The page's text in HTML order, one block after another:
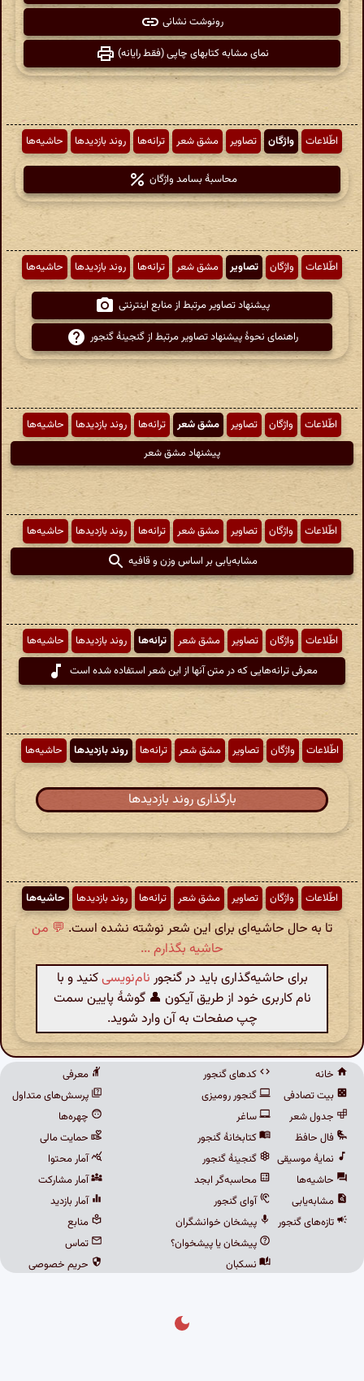
رونوشت نشانی
نمای مشابه کتابهای چاپی (فقط رایانه)
اطّلاعات واژگان تصاویر مشق شعر ترانه‌ها روند بازدیدها حاشیه‌ها
محاسبهٔ بسامد واژگان
اطّلاعات واژگان تصاویر مشق شعر ترانه‌ها روند بازدیدها حاشیه‌ها
پیشنهاد تصاویر مرتبط از منابع اینترنتی
راهنمای نحوهٔ پیشنهاد تصاویر مرتبط از گنجینهٔ گنجور
اطّلاعات واژگان تصاویر مشق شعر ترانه‌ها روند بازدیدها
حاشیه‌ها
پیشنهاد مشق شعر
اطّلاعات واژگان تصاویر مشق شعر ترانه‌ها روند بازدیدها
حاشیه‌ها
مشابه‌یابی بر اساس وزن و قافیه
اطّلاعات واژگان تصاویر مشق شعر ترانه‌ها روند بازدیدها
حاشیه‌ها
معرفی ترانه‌هایی که در متن آنها از این شعر استفاده شده است
اطّلاعات واژگان تصاویر مشق شعر ترانه‌ها روند بازدیدها حاشیه‌ها
بارگذاری روند بازدیدها
اطّلاعات واژگان تصاویر مشق شعر ترانه‌ها روند بازدیدها حاشیه‌ها
تا به حال حاشیه‌ای برای این شعر نوشته نشده است. 💬 من
حاشیه بگذارم ...
برای حاشیه‌گذاری باید در گنجور نام‌نویسیکنید و با
نام کاربری خود از طریق آیکون 👤 گوشهٔ پایین سمت
چپ صفحات به آن وارد شوید.
خانه
بیت تصادفی
جدول شعر
فال حافظ
نمایهٔ موسیقی
حاشیه‌ها
مشابه‌یابی
تازه‌های گنجور
کدهای گنجور
گنجور رومیزی
ساغر
کتابخانهٔ گنجور
گنجینهٔ گنجور
محاسبه‌گر ابجد
آوای گنجور
پیشخان خوانشگران
پیشخان یا پیشخوان؟
نسکبان
معرفی
پرسش‌های متداول
چهره‌ها
حمایت مالی
آمار محتوا
آمار مشارکت
آمار بازدید
منابع
تماس
حریم خصوصی